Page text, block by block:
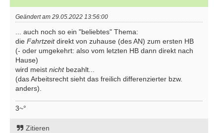
Geändert am 29.05.2022 13:56:00
... auch noch so ein "beliebtes" Thema:
die Fahrtzeitdirekt von zuhause (des AN) zum ersten HB
(- oder umgekehrt: also vom letzten HB dann direkt nach
Hause)
wird meist nichtbezahlt...
(das Arbeitsrecht sieht das freilich differenzierter bzw.
anders).
3~°
Zitieren